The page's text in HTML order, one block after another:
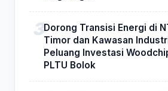
Dorong Transisi Energi di
Timor dan Kawasan
Peluang Investasi
PLTU Bolok